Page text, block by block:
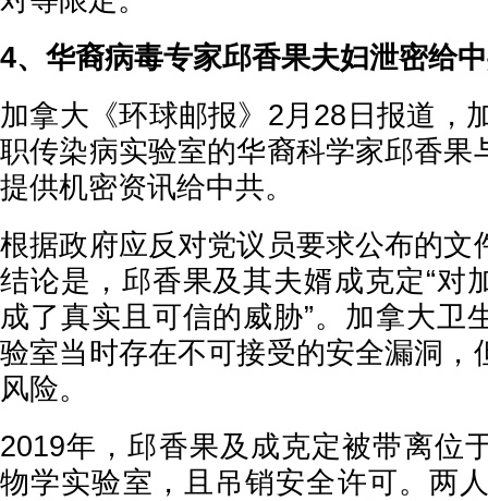
4、华裔病毒专家邱香果夫妇泄密给
加拿大《环球邮报》2月28日报道，
职传染病实验室的华裔科学家邱香果
提供机密资讯给中共。
根据政府应反对党议员要求公布的文
结论是，邱香果及其夫婿成克定“对
成了真实且可信的威胁”。加拿大卫
验室当时存在不可接受的安全漏洞，
风险。
2019年，邱香果及成克定被带离位
物学实验室，且吊销安全许可。两